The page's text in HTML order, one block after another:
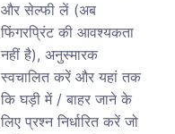
और सेल्फी लें (अब
फिंगरप्रिंट की आवश्यकता
नहीं है), अनुस्मारक
स्वचालित करें और यहां तक
कि घड़ी में / बाहर जाने के
लिए प्रश्न निर्धारित करें जो